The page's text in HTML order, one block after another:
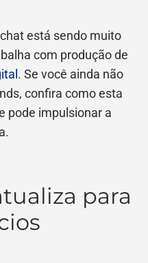
está sendo muito
com produção de
. Se você ainda não
confira como esta
pode impulsionar a
para